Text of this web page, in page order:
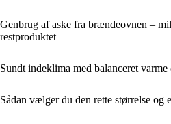
Genbrug af aske fra brændeovnen –
restproduktet
Sundt indeklima med balanceret
Sådan vælger du den rette størrelse